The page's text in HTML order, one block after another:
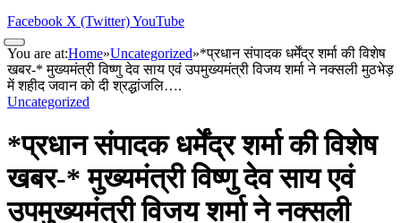
Facebook X (Twitter)YouTube
You are at:Home»Uncategorized»*प्रधान संपादक धर्मेंद्र शर्मा की विशेष
खबर-* मुख्यमंत्री विष्णु देव साय एवं उपमुख्यमंत्री विजय शर्मा ने नक्सली मुठभेड़
में शहीद जवान को दी श्रद्धांजलि….
Uncategorized
*प्रधान संपादक धर्मेंद्र शर्मा की विशेष
खबर-* मुख्यमंत्री विष्णु देव साय एवं
उपमुख्यमंत्री विजय शर्मा ने नक्सली